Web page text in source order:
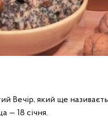
Вечір, який ще
— 18 січня.